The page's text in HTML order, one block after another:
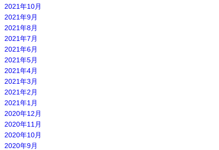
2021年10月
2021年9月
2021年8月
2021年7月
2021年6月
2021年5月
2021年4月
2021年3月
2021年2月
2021年1月
2020年12月
2020年11月
2020年10月
2020年9月